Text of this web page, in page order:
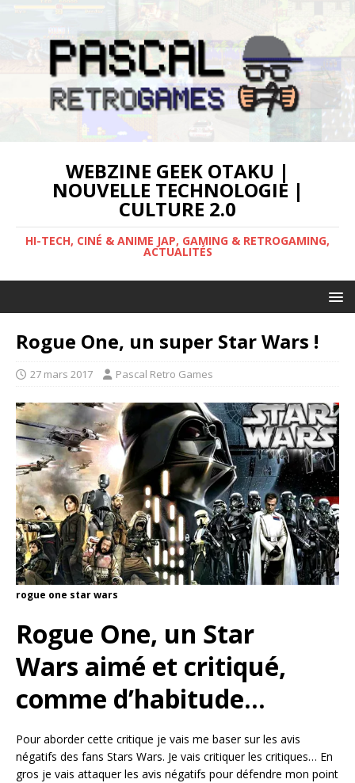
WEBZINE GEEK OTAKU |
NOUVELLE TECHNOLOGIE |
CULTURE 2.0
HI-TECH, CINÉ & ANIME JAP, GAMING & RETROGAMING,
ACTUALITÉS
Rogue One, un super Star Wars !
27 mars 2017 Pascal Retro Games
rogue one star wars
Rogue One, un Star
Wars aimé et critiqué,
comme d’habitude…
Pour aborder cette critique je vais me baser sur les avis
négatifs des fans Stars Wars. Je vais critiquer les critiques… En
gros je vais attaquer les avis négatifs pour défendre mon point